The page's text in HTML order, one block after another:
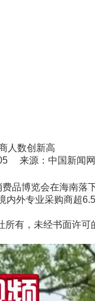
人数创新高
来源：中国新闻网
博览会在海南落下
内外专业采购商超
有，未经书面许可